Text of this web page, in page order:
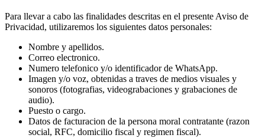
Para llevar a cabo las finalidades descritas en el presente Aviso de
Privacidad, utilizaremos los siguientes datos personales:
Nombre y apellidos.
Correo electronico.
Numero telefonico y/o identificador de WhatsApp.
Imagen y/o voz, obtenidas a traves de medios visuales y
sonoros (fotografias, videograbaciones y grabaciones de
audio).
Puesto o cargo.
Datos de facturacion de la persona moral contratante (razon
social, RFC, domicilio fiscal y regimen fiscal).